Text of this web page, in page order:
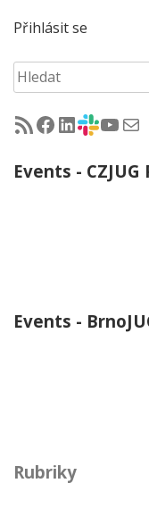
Přihlásit se
Hledat
RSS - články na jug.cz
Facebook skupina Czech Java User Group
LinkedIn skupina Czech Java User Group
CZJUG Slack fórum
CZJUG YouTube kanál
CZJUG
Events - CZJUG
Events -
Rubriky